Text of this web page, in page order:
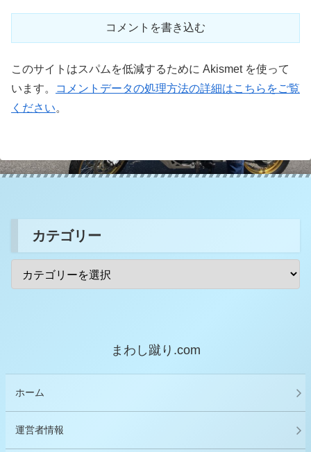
コメントを書き込む
このサイトはスパムを低減するために Akismet を使って
います。
コメントデータの処理方法の詳細はこちらをご覧
ください。
カテゴリー
まわし蹴り.com
ホーム
運営者情報